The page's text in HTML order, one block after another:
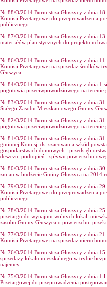
Nr 88/O/2014 Burmistrza Głuszycy z dnia
Komisji Przetargowej do przeprowadzenia
publicznego
Nr 87/O/2014 Burmistrza Głuszycy z dnia
materiałów planistycznych do projektu
Nr 86/O/2014 Burmistrza Głuszycy z dnia
Komisji Przetargowej na sprzedaż środków
Głuszyca
Nr 84/O/2014 Burmistrza Głuszycy z dnia 1
pogotowia przeciwpowodziowego na terenie
Nr 83/O/2014 Burmistrza Głuszycy z dnia
Stałego Zasobu Mieszkaniowego Gminy
Nr 82/O/2014 Burmistrza Głuszycy z dnia
pogotowia przeciwpowodziowego na terenie
Nr 81/O/2014 Burmistrza Głuszycy z dnia
gminnej Komisji ds. szacowania szkód
gospodarstwach domowych i
deszczu, podtopień i spływu
Nr 80/O/2014 Burmistrza Głuszycy z dnia
zmian w budżecie Gminy Głuszyca na 2014
Nr 79/O/2014 Burmistrza Głuszycy z dnia
Komisji Przetargowej do przeprowadzenia
publicznego.
Nr 78/O/2014 Burmistrza Głuszycy z dnia
przetargu do wynajmu wolnych lokali
zasobu Gminy Głuszyca o powierzchni
Nr 77/O/2014 Burmistrza Głuszycy z dnia
Komisji Przetargowej na sprzedaż
Nr 76/O/2014 Burmistrza Głuszycy z dnia
sprzedaży lokalu mieszkalnego w trybie
najemcy
Nr 75/O/2014 Burmistrza Głuszycy z dnia 1
Przetargowej do przeprowadzenia